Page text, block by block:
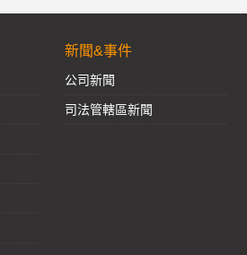
新聞&事件
公司新聞
司法管轄區新聞